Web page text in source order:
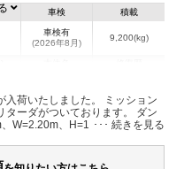
車検
車検有
(2026年8月)
積載
9,200(kg)
エアバッグ
電動格納ミラー
入荷いたしました。 ミッション
ーダがついております。 ダン
W=2.20m、H=1.60m）の約23
いい一台です。 是非この機会に